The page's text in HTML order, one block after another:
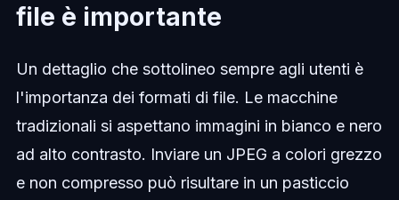
file è importante
Un dettaglio che sottolineo sempre agli utenti è
l'importanza dei formati di file. Le macchine
tradizionali si aspettano immagini in bianco e nero
ad alto contrasto. Inviare un JPEG a colori grezzo
e non compresso può risultare in un pasticcio